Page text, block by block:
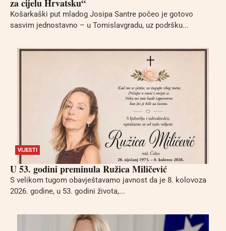
za cijelu Hrvatsku“
Košarkaški put mladog Josipa Santre počeo je gotovo
sasvim jednostavno – u Tomislavgradu, uz podršku...
VIJESTI
U 53. godini preminula Ružica Miličević
S velikom tugom obavještavamo javnost da je 8. kolovoza
2026. godine, u 53. godini života,...